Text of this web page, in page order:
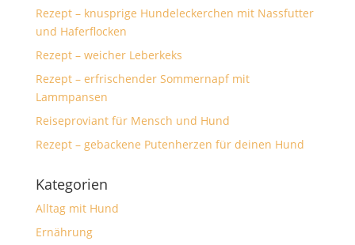
Rezept – knusprige Hundeleckerchen mit Nassfutter
und Haferflocken
Rezept – weicher Leberkeks
Rezept – erfrischender Sommernapf mit
Lammpansen
Reiseproviant für Mensch und Hund
Rezept – gebackene Putenherzen für deinen Hund
Kategorien
Alltag mit Hund
Ernährung